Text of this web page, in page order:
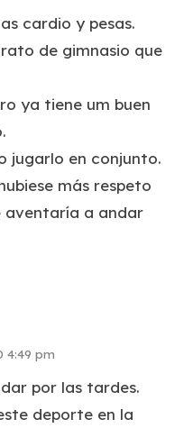
cardio y pesas.
de gimnasio que
ya tiene um buen
jugarlo en conjunto.
más respeto
aventaría a andar
4:49 pm
por las tardes.
deporte en la